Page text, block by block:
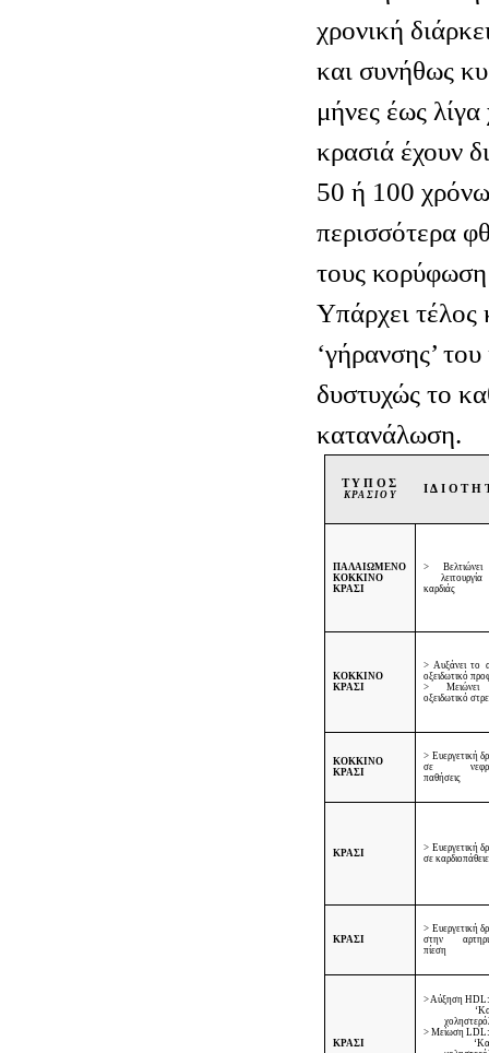
χρονική
και συνήθως
μήνες έως
κρασιά έχουν
50 ή 100
περισσότερα
τους
Υπάρχει τέλος
‘γήρανσης’
δυστυχώς το
κατανάλωση.
ΤΥΠΟΣ
ΚΡΑΣΙΟΥ
ΠΑΛΑΙΩΜΕΝΟ
ΚΟΚΚΙΝΟ
ΚΡΑΣΙ
>
καρδιάς
ΚΟΚΚΙΝΟ
ΚΡΑΣΙ
> Αυξάνει το
οξειδωτικό
> Μειώνει
οξειδωτικό
ΚΟΚΚΙΝΟ
ΚΡΑΣΙ
> Ευεργετική
σε
παθήσεις
ΚΡΑΣΙ
> Ευεργετική
σε
ΚΡΑΣΙ
> Ευεργετική
στην
πίεση
ΚΡΑΣΙ
> ΑύξησηHDL
> ΜείωσηLDL